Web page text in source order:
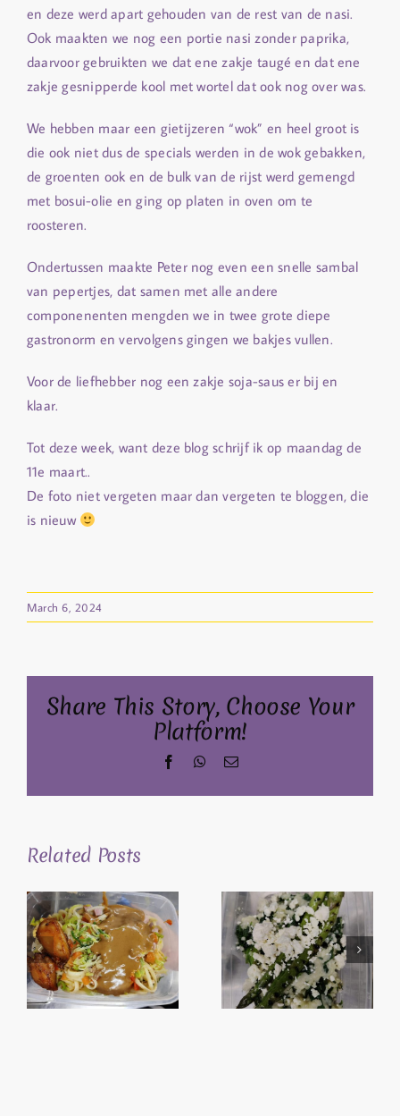
en deze werd apart gehouden van de rest van de nasi.
Ook maakten we nog een portie nasi zonder paprika,
daarvoor gebruikten we dat ene zakje taugé en dat ene
zakje gesnipperde kool met wortel dat ook nog over was.
We hebben maar een gietijzeren “wok” en heel groot is
die ook niet dus de specials werden in de wok gebakken,
de groenten ook en de bulk van de rijst werd gemengd
met bosui-olie en ging op platen in oven om te
roosteren.
Ondertussen maakte Peter nog even een snelle sambal
van pepertjes, dat samen met alle andere
componenenten mengden we in twee grote diepe
gastronorm en vervolgens gingen we bakjes vullen.
Voor de liefhebber nog een zakje soja-saus er bij en
klaar.
Tot deze week, want deze blog schrijf ik op maandag de
11e maart..
De foto niet vergeten maar dan vergeten te bloggen, die
is nieuw
March 6, 2024
Share This Story, Choose Your
Platform!
FacebookWhatsApp
Email
Related Posts